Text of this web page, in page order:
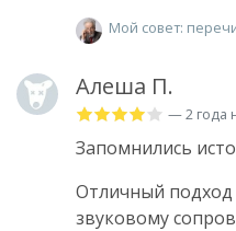
Мой совет:
Алеша П.
— 2 года
Запомнились
Отличный
звуковому